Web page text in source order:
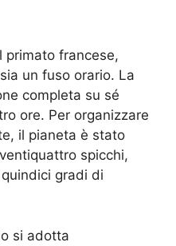
primato francese,
un fuso orario. La
completa su sé
ore. Per organizzare
il pianeta è stato
spicchi,
quindici gradi di
si adotta